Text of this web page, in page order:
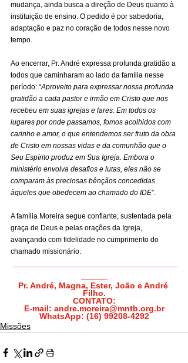
mudança, ainda busca a direção de Deus quanto à
instituição de ensino. O pedido é por sabedoria,
adaptação e paz no coração de todos nesse novo
tempo.
Ao encerrar, Pr. André expressa profunda gratidão a
todos que caminharam ao lado da família nesse
período: “Aproveito para expressar nossa profunda
gratidão a cada pastor e irmão em Cristo que nos
recebeu em suas igrejas e lares. Em todos os
lugares por onde passamos, fomos acolhidos com
carinho e amor, o que entendemos ser fruto da obra
de Cristo em nossas vidas e da comunhão que o
Seu Espírito produz em Sua Igreja. Embora o
ministério envolva desafios e lutas, eles não se
comparam às preciosas bênçãos concedidas
àqueles que obedecem ao chamado do IDE”.
A família Moreira segue confiante, sustentada pela
graça de Deus e pelas orações da Igreja,
avançando com fidelidade no cumprimento do
chamado missionário.
Pr. André, Magna, Ester, João e André
Filho.
CONTATO:
E-mail: andre.moreira@mntb.org.br
WhatsApp: (16) 99208-4292
Missões